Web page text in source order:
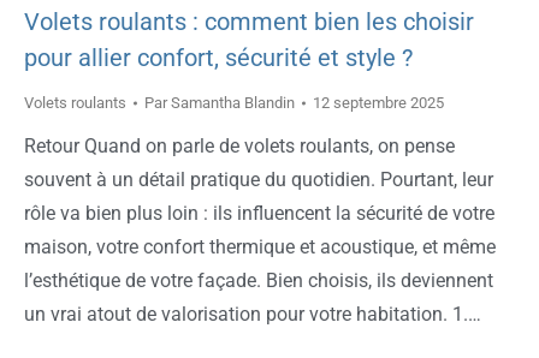
Volets roulants : comment bien les choisir
pour allier confort, sécurité et style ?
Volets roulants ParSamantha Blandin 12 septembre 2025
Retour Quand on parle de volets roulants, on pense
souvent à un détail pratique du quotidien. Pourtant, leur
rôle va bien plus loin : ils influencent la sécurité de votre
maison, votre confort thermique et acoustique, et même
l’esthétique de votre façade. Bien choisis, ils deviennent
un vrai atout de valorisation pour votre habitation. 1.…